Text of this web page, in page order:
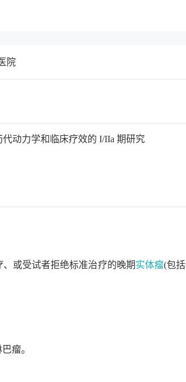
院
动力学和临床疗效的 I/IIa 期研究
或受试者拒绝标准治疗的晚期实体瘤(包括
瘤。